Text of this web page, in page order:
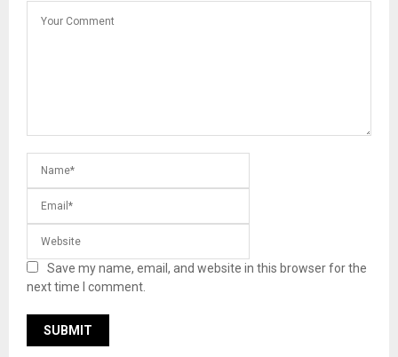
Save my name, email, and website in this browser for the
next time I comment.